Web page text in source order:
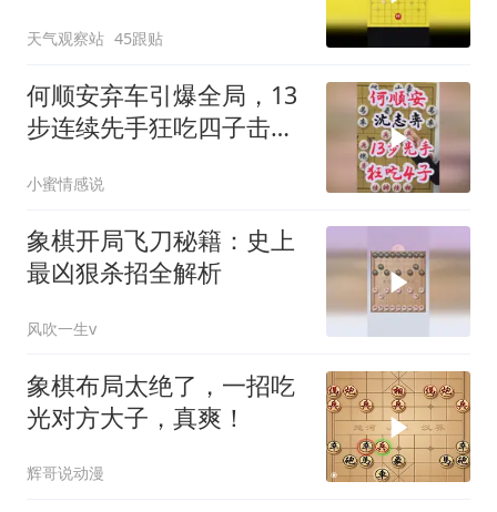
天气观察站 45跟贴
何顺安弃车引爆全局，13
步连续先手狂吃四子击败
小蜜情感说
象棋开局飞刀秘籍：史上
最凶狠杀招全解析
风吹一生v
象棋布局太绝了，一招吃
光对方大子，真爽！
辉哥说动漫